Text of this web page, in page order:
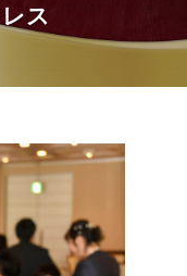
ス